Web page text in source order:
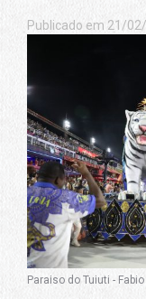
Publicado em 21/
Paraiso do Tuiuti -